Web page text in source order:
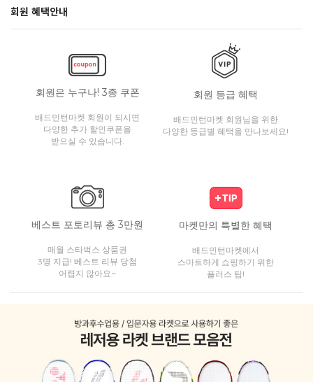
회원 혜택안내
회원은 누구나! 3종 쿠폰
배드민턴마켓 회원이 되시면
다양한 추가 할인쿠폰을
받으실 수 있습니다.
회원 등급 혜택
배드민턴마켓 회원님을 위한
다양한 등급별 혜택을 만나보세요!
베스트 포토리뷰 총 3만원
매월 스타벅스 상품권
3명 지급! 베스트 리뷰 당첨
어렵지 않아요~
마켓만의 특별한 혜택
배드민턴마켓에서
스마트하게 쇼핑하기 위한
플러스 팁!